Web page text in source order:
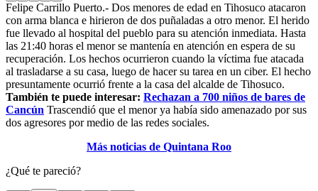
Felipe Carrillo Puerto.- Dos menores de edad en Tihosuco atacaron
con arma blanca e hirieron de dos puñaladas a otro menor. El herido
fue llevado al hospital del pueblo para su atención inmediata. Hasta
las 21:40 horas el menor se mantenía en atención en espera de su
recuperación. Los hechos ocurrieron cuando la víctima fue atacada
al trasladarse a su casa, luego de hacer su tarea en un ciber. El hecho
presuntamente ocurrió frente a la casa del alcalde de Tihosuco.
También te puede interesar: Rechazan a 700 niños de bares de
Cancún Trascendió que el menor ya había sido amenazado por sus
dos agresores por medio de las redes sociales.
Más noticias de Quintana Roo
¿Qué te pareció?